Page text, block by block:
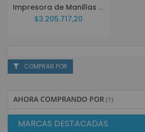
Impresora de Manillas Zebra ZD510 ZD51013-D01E00FZ
$3.205.717,20
COMPRAR POR
AHORA COMPRANDO POR
MARCAS DESTACADAS